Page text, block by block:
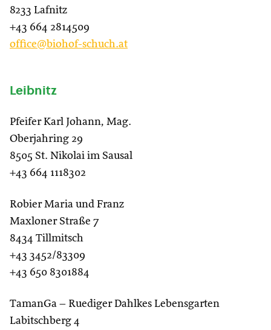
8233 Lafnitz
+43 664 2814509
office@biohof-schuch.at
Leibnitz
Pfeifer Karl Johann, Mag.
Oberjahring 29
8505 St. Nikolai im Sausal
+43 664 1118302
Robier Maria und Franz
Maxloner Straße 7
8434 Tillmitsch
+43 3452/83309
+43 650 8301884
TamanGa – Ruediger Dahlkes Lebensgarten
Labitschberg 4